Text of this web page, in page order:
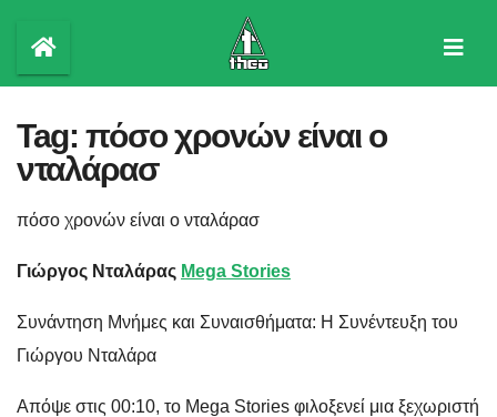
content
Tag: πόσο χρονών είναι ο
νταλάρασ
πόσο χρονών είναι ο νταλάρασ
Γιώργος Νταλάρας Mega Stories
Συνάντηση Μνήμες και Συναισθήματα: Η Συνέντευξη του
Γιώργου Νταλάρα
Απόψε στις 00:10, το Mega Stories φιλοξενεί μια ξεχωριστή